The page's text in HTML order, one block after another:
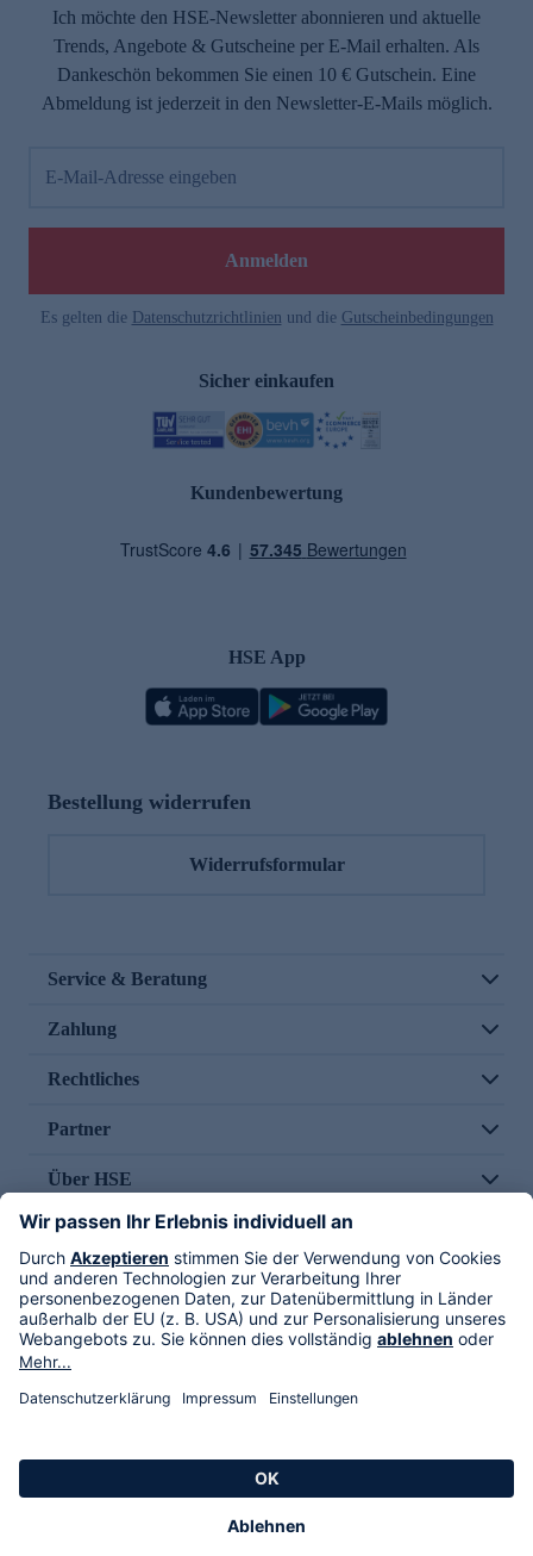
Ich möchte den HSE-Newsletter abonnieren und aktuelle
Trends, Angebote & Gutscheine per E-Mail erhalten. Als
Dankeschön bekommen Sie einen 10 € Gutschein. Eine
Abmeldung ist jederzeit in den Newsletter-E-Mails möglich.
E-Mail-Adresse eingeben
Anmelden
Es gelten die Datenschutzrichtlinien und die Gutscheinbedingungen
Sicher einkaufen
Kundenbewertung
HSE App
Bestellung widerrufen
Widerrufsformular
Service & Beratung
Zahlung
Rechtliches
Partner
Über HSE
Im TV
HSE International